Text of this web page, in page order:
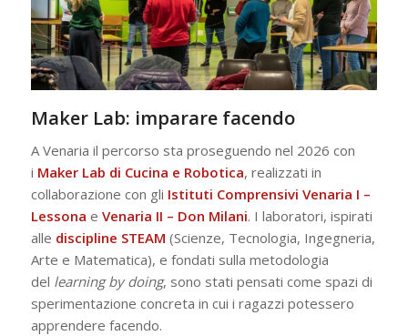
Maker Lab: imparare facendo
A Venaria il percorso sta proseguendo nel 2026 con
i Maker Lab di Cucina e Robotica, realizzati in
collaborazione con gli Istituti Comprensivi Venaria I –
Lessona e Venaria II – Don Milani. I laboratori, ispirati
alle discipline STEAM (Scienze, Tecnologia, Ingegneria,
Arte e Matematica), e fondati sulla metodologia
del learning by doing, sono stati pensati come spazi di
sperimentazione concreta in cui i ragazzi potessero
apprendere facendo.